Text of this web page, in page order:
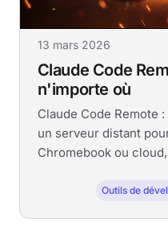
13 mars 2026
Claude Code
n'importe où
Claude Code Remote
un serveur distant
Chromebook ou
Outils de